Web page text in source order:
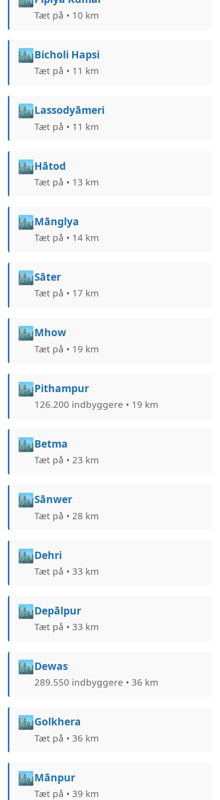
Tæt på • 10 km
🏙️Bicholi Hapsi
Tæt på • 11 km
🏙️Lassodyāmeri
Tæt på • 11 km
🏙️Hātod
Tæt på • 13 km
🏙️Mānglya
Tæt på • 14 km
🏙️Sāter
Tæt på • 17 km
🏙️Mhow
Tæt på • 19 km
🏙️Pithampur
126.200 indbyggere • 19 km
🏙️Betma
Tæt på • 23 km
🏙️Sānwer
Tæt på • 28 km
🏙️Dehri
Tæt på • 33 km
🏙️Depālpur
Tæt på • 33 km
🏙️Dewas
289.550 indbyggere • 36 km
🏙️Golkhera
Tæt på • 36 km
🏙️Mānpur
Tæt på • 39 km